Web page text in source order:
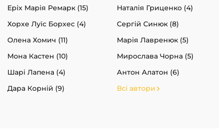
Еріх Марія Ремарк (15)
Наталія Гриценко (4)
Хорхе Луїс Борхес (4)
Сергій Синюк (8)
Олена Хомич (11)
Марія Лавренюк (5)
Мона Кастен (10)
Мирослава Чорна (5)
Шарі Лапена (4)
Антон Алатон (6)
Дара Корній (9)
Всі автори